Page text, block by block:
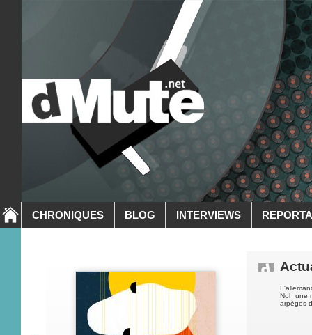
CHRONIQUES BLOG INTERVIEWS
Noh une
arpèges